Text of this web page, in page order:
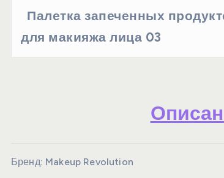
Палетка запеченных
для макияжа лица 03
Бренд: Makeup Revolution